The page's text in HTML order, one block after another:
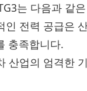
는 다음과 같
인 전력 공급은
충족합니다.
산업의 엄격한